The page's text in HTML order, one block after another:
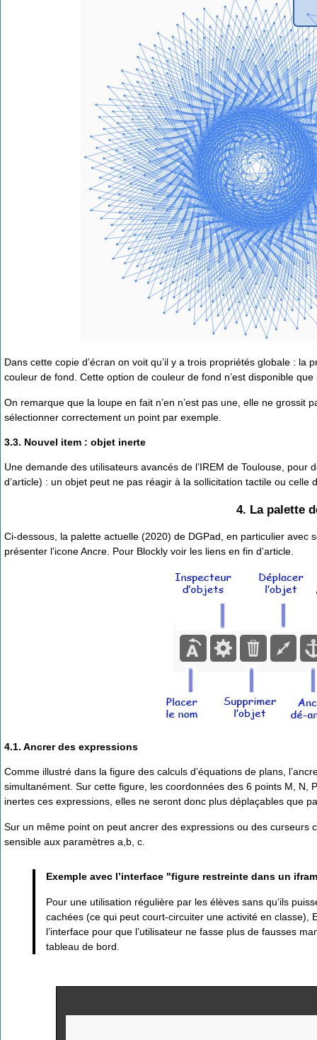
Dans cette copie d’écran on voit qu’il y a trois propriétés globale :
couleur de fond. Cette option de couleur de fond n’est disponible
On remarque que la loupe en fait n’en n’est pas une, elle ne
sélectionner correctement un point par exemple.
3.3. Nouvel item : objet inerte
Une demande des utilisateurs avancés de l’IREM de Toulouse,
d’article) : un objet peut ne pas réagir à la sollicitation tactile ou celle
4. La palette
Ci-dessous, la palette actuelle (2020) de DGPad, en particulier avec
présenter l’icone Ancre. Pour Blockly voir les liens en fin d’article.
4.1. Ancrer des expressions
Comme illustré dans la figure des calculs d’équations de plans,
simultanément. Sur cette figure, les coordonnées des 6 points M,
inertes ces expressions, elles ne seront donc plus déplaçables que
Sur un même point on peut ancrer des expressions ou des
sensible aux paramètres a,b, c.
Exemple avec l’interface "figure restreinte dans un
Pour une utilisation régulière par les élèves sans qu’ils
cachées (ce qui peut court-circuiter une activité en classe),
l’interface pour que l’utilisateur ne fasse plus de fausses
tableau de bord.